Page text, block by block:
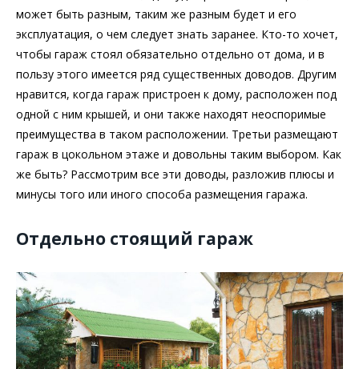
может быть разным, таким же разным будет и его
эксплуатация, о чем следует знать заранее. Кто-то хочет,
чтобы гараж стоял обязательно отдельно от дома, и в
пользу этого имеется ряд существенных доводов. Другим
нравится, когда гараж пристроен к дому, расположен под
одной с ним крышей, и они также находят неоспоримые
преимущества в таком расположении. Третьи размещают
гараж в цокольном этаже и довольны таким выбором. Как
же быть? Рассмотрим все эти доводы, разложив плюсы и
минусы того или иного способа размещения гаража.
Отдельно стоящий гараж